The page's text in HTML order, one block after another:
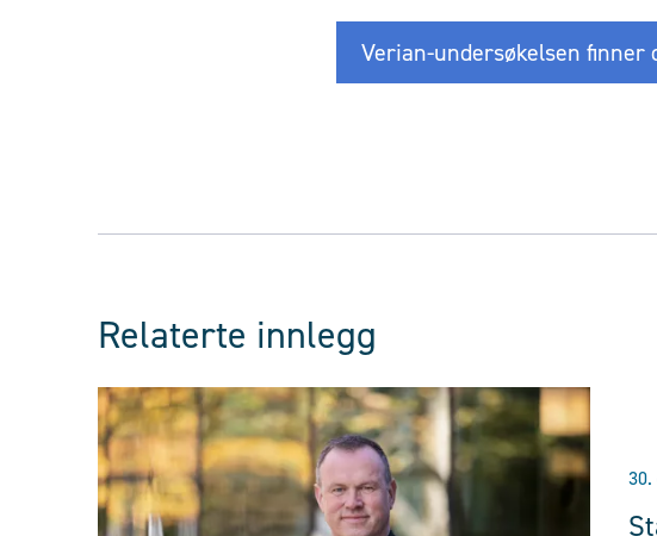
Verian-undersøkelsen finner
Relaterte innlegg